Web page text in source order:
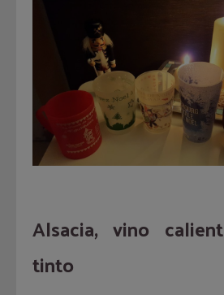
Alsacia, vino
tinto